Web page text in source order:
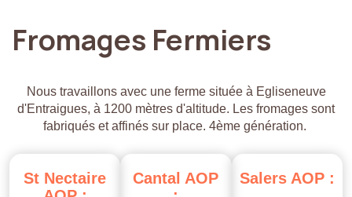
Fromages Fermiers
Nous travaillons avec une ferme située à Egliseneuve
d'Entraigues, à 1200 mètres d'altitude. Les fromages sont
fabriqués et affinés sur place. 4ème génération.
St Nectaire
Cantal AOP
Salers AOP :